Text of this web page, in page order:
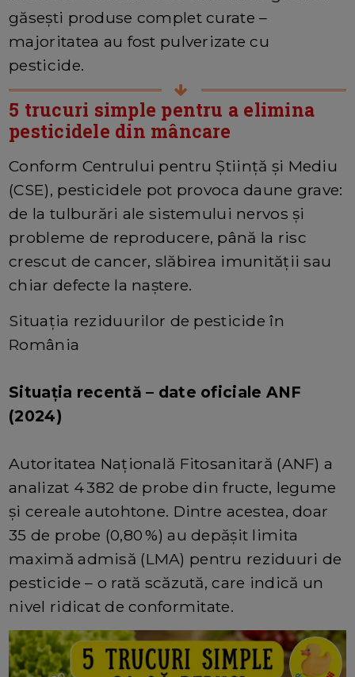
găsești produse complet curate –
majoritatea au fost pulverizate cu
pesticide.
5 trucuri simple pentru a elimina
pesticidele din mâncare
Conform Centrului pentru Știință și Mediu
(CSE), pesticidele pot provoca daune grave:
de la tulburări ale sistemului nervos și
probleme de reproducere, până la risc
crescut de cancer, slăbirea imunității sau
chiar defecte la naștere.
Situația reziduurilor de pesticide în
România
Situația recentă – date oficiale ANF
(2024)
Autoritatea Națională Fitosanitară (ANF) a
analizat 4 382 de probe din fructe, legume
și cereale autohtone. Dintre acestea, doar
35 de probe (0,80 %) au depășit limita
maximă admisă (LMA) pentru reziduuri de
pesticide – o rată scăzută, care indică un
nivel ridicat de conformitate.